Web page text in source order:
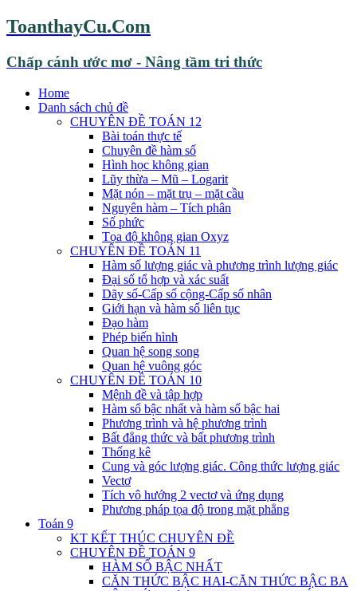
ToanthayCu.Com
Chấp cánh ước mơ - Nâng tầm tri thức
Home
Danh sách chủ đề
CHUYÊN ĐỀ TOÁN 12
Bài toán thực tế
Chuyên đề hàm số
Hình học không gian
Lũy thừa – Mũ – Logarit
Mặt nón – mặt trụ – mặt cầu
Nguyên hàm – Tích phân
Số phức
Tọa độ không gian Oxyz
CHUYÊN ĐỀ TOÁN 11
Hàm số lượng giác và phương trình lượng giác
Đại số tổ hợp và xác suất
Dãy số-Cấp số cộng-Cấp số nhân
Giới hạn và hàm số liên tục
Đạo hàm
Phép biến hình
Quan hệ song song
Quan hệ vuông góc
CHUYÊN ĐỀ TOÁN 10
Mệnh đề và tập hợp
Hàm số bậc nhất và hàm số bậc hai
Phương trình và hệ phương trình
Bất đẳng thức và bất phương trình
Thống kê
Cung và góc lượng giác. Công thức lượng giác
Vectơ
Tích vô hướng 2 vectơ và ứng dụng
Phương pháp tọa độ trong mặt phẳng
Toán 9
KT KẾT THÚC CHUYÊN ĐỀ
CHUYÊN ĐỀ TOÁN 9
HÀM SỐ BẬC NHẤT
CĂN THỨC BẬC HAI-CĂN THỨC BẬC BA